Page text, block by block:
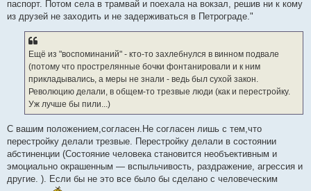
паспорт. Потом села в трамвай и поехала на вокзал, решив ни к кому
из друзей не заходить и не задерживаться в Петрограде."
Ещё из "воспоминаний" - кто-то захлебнулся в винном подвале
(потому что прострелянные бочки фонтанировали и к ним
прикладывались, а меры не знали - ведь был сухой закон.
Революцию делали, в общем-то трезвые люди (как и перестройку.
Уж лучше бы пили...)
С вашим положением,согласен.Не согласен лишь с тем,что
перестройку делали трезвые. Перестройку делали в состоянии
абстиненции (Состояние человека становится необъективным и
эмоциально окрашенным — вспыльчивость, раздражение, агрессия и
другие. ). Если бы не это все было бы сделано с человеческим